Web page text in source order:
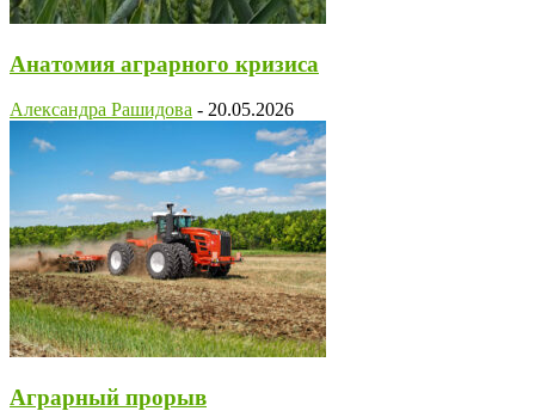
Анатомия аграрного кризиса
Александра Рашидова - 20.05.2026
Аграрный прорыв